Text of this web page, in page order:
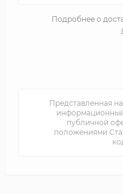
Подробнее о
Представленная
информационный
публичной
положениями